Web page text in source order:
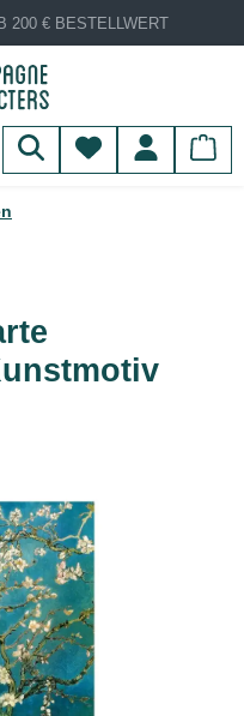
200 € BESTELLWERT
Du hast 0